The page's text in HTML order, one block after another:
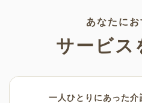
く
あなたに
サービス
一人ひとりにあった